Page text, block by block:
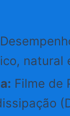
natural
Filme de